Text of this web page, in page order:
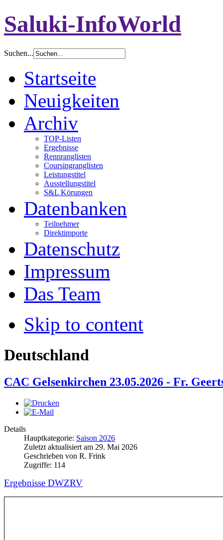
Saluki-InfoWorld
Suchen...
Startseite
Neuigkeiten
Archiv
TOP-Listen
Ergebnisse
Rennranglisten
Coursingranglisten
Leistungstitel
Ausstellungstitel
S&L Körungen
Datenbanken
Teilnehmer
Direktimporte
Datenschutz
Impressum
Das Team
Skip to content
Deutschland
CAC Gelsenkirchen 23.05.2026 - Fr.
Details
Hauptkategorie: Saison 2026
Zuletzt aktualisiert am 29. Mai 2026
Geschrieben von R. Frink
Zugriffe: 114
Ergebnisse DWZRV